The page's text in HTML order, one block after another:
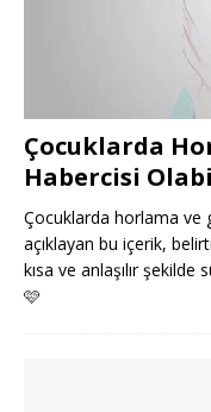
Çocuklarda
Habercisi
Çocuklarda horlama ve
açıklayan bu içerik,
kısa ve anlaşılır şekilde
🩷